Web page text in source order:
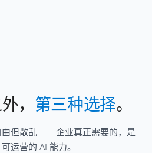
， 第三种选择。
但散乱 —— 企业真正需要的，是
运营的 AI 能力。